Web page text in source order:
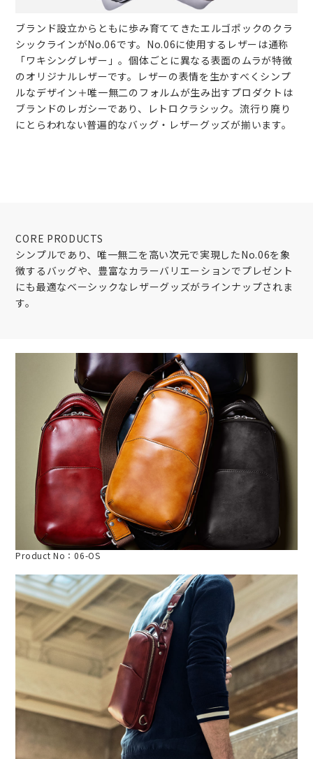
ブランド設立からともに歩み育ててきたエルゴポックのクラ
シックラインがNo.06です。No.06に使用するレザーは通称
「ワキシングレザー」。個体ごとに異なる表面のムラが特徴
のオリジナルレザーです。レザーの表情を生かすべくシンプ
ルなデザイン＋唯一無二のフォルムが生み出すプロダクトは
ブランドのレガシーであり、レトロクラシック。流行り廃り
にとらわれない普遍的なバッグ・レザーグッズが揃います。
CORE PRODUCTS
シンプルであり、唯一無二を高い次元で実現したNo.06を象
徴するバッグや、豊富なカラーバリエーションでプレゼント
にも最適なベーシックなレザーグッズがラインナップされま
す。
Product No：06-OS